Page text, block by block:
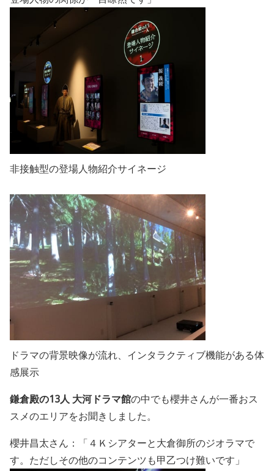
非接触型の登場人物紹介サイネージ
ドラマの背景映像が流れ、インタラクティブ機能がある体
感展示
鎌倉殿の13人 大河ドラマ館の中でも櫻井さんが一番おス
スメのエリアをお聞きしました。
櫻井昌太さん：「４Ｋシアターと大倉御所のジオラマで
す。ただしその他のコンテンツも甲乙つけ難いです 」